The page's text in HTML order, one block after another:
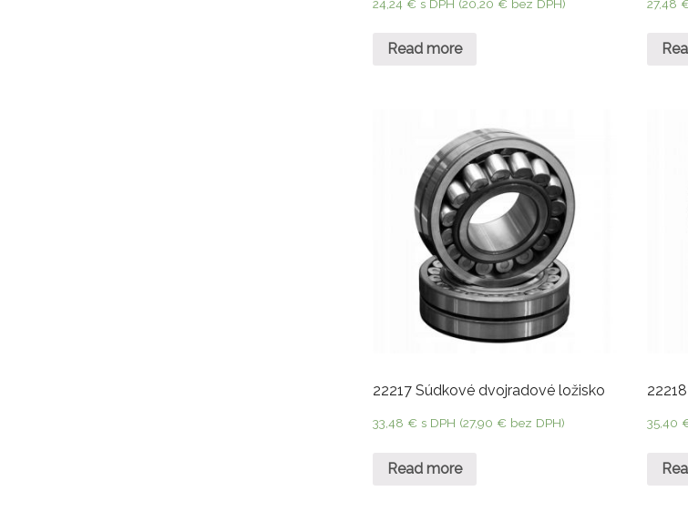
24,24€ s DPH (20,20€ bez DPH)
Read more
27,48
22217 Súdkové dvojradové ložisko
33,48€ s DPH (27,90€ bez DPH)
Read more
35,40